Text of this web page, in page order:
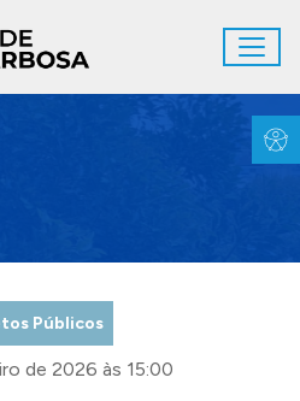
Públicos
de 2026 às 15:00